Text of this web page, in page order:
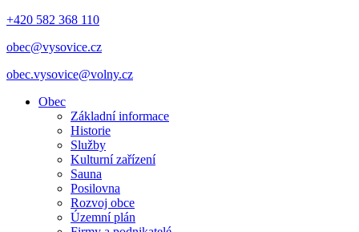
+420 582 368 110
obec@vysovice.cz
obec.vysovice@volny.cz
Obec
Základní informace
Historie
Služby
Kulturní zařízení
Sauna
Posilovna
Rozvoj obce
Územní plán